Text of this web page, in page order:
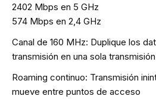
2402 Mbps en 5 GHz
574 Mbps en 2,4 GHz
Canal de 160 MHz: Duplique los
transmisión en una sola
Roaming continuo: Transmisión
mueve entre puntos de acceso